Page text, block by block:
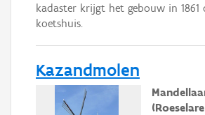
kadaster krijgt het gebouw in 1861
koetshuis.
Kazandmolen